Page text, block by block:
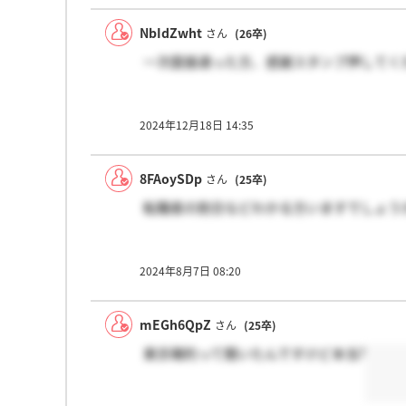
NbIdZwht さん (26卒)
一次面接通った方、感謝スタンプ押して
2024年12月18日 14:35
8FAoySDp さん (25卒)
転職者の割合などわかる方いますでしょう
2024年8月7日 08:20
mEGh6QpZ さん (25卒)
東京確約って聞いたんですけど本当?